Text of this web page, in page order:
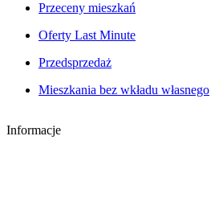
Przeceny mieszkań
Oferty Last Minute
Przedsprzedaż
Mieszkania bez wkładu własnego
Informacje